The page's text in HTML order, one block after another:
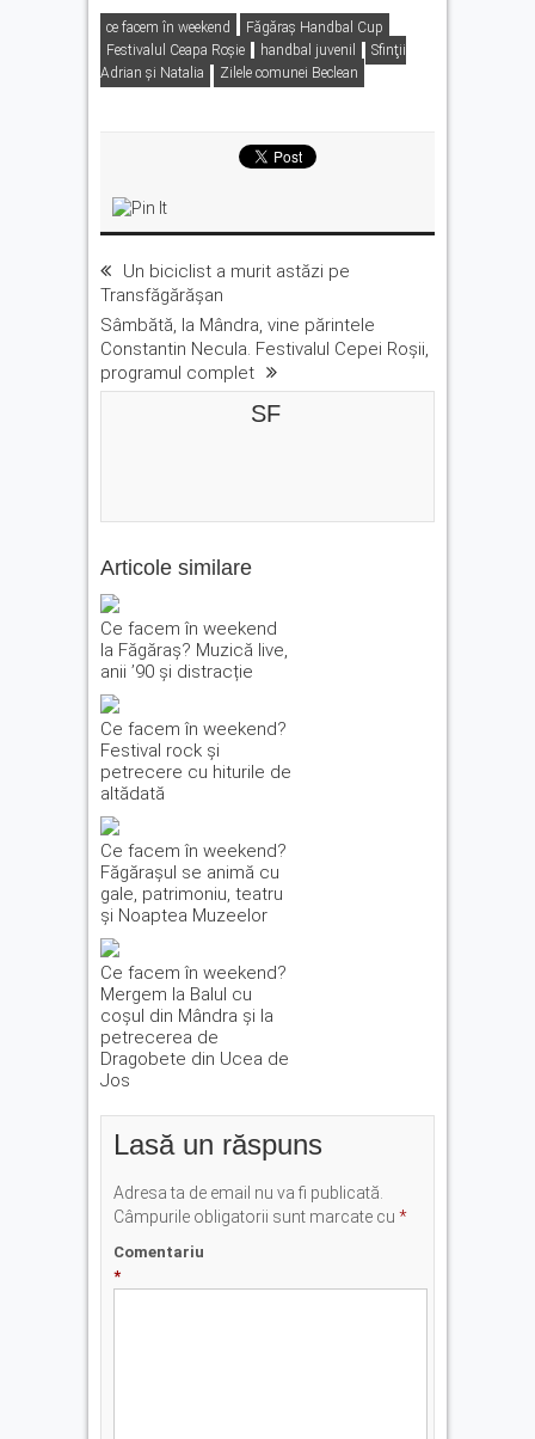
ce facem în weekend
Făgăraș Handbal Cup
Festivalul Ceapa Roșie
handbal juvenil
Sfinţii
Adrian şi Natalia
Zilele comunei Beclean
Un biciclist a murit astăzi pe
Transfăgărășan
Sâmbătă, la Mândra, vine părintele
Constantin Necula. Festivalul Cepei Roșii,
programul complet
SF
Articole similare
Ce facem în weekend
la Făgăraș? Muzică live,
anii ’90 și distracție
Ce facem în weekend?
Festival rock și
petrecere cu hiturile de
altădată
Ce facem în weekend?
Făgărașul se animă cu
gale, patrimoniu, teatru
și Noaptea Muzeelor
Ce facem în weekend?
Mergem la Balul cu
coșul din Mândra și la
petrecerea de
Dragobete din Ucea de
Jos
Lasă un răspuns
Adresa ta de email nu va fi publicată.
Câmpurile obligatorii sunt marcate cu *
Comentariu
*